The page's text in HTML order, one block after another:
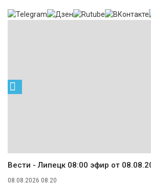
Вести - Липецк 08:00 эфир от
08.08.2026 08:20